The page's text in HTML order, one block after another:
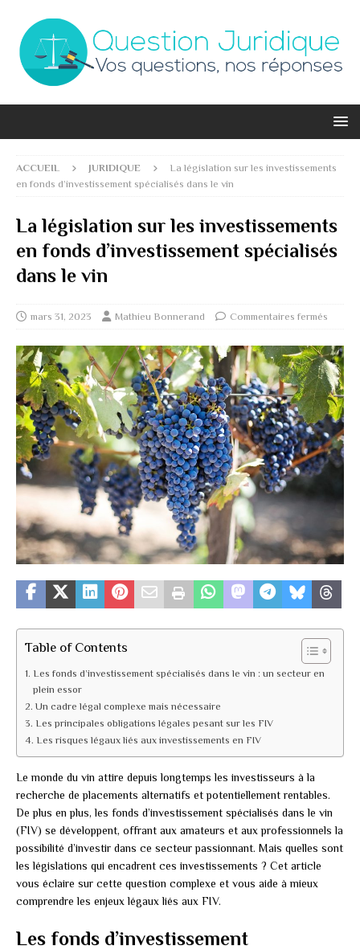
ACCUEIL JURIDIQUE
La législation sur les investissements
en fonds d’investissement spécialisés dans le vin
La législation sur les investissements
en fonds d’investissement spécialisés
dans le vin
mars 31, 2023 Mathieu Bonnerand Commentaires fermés
Table of Contents
Les fonds d’investissement spécialisés dans le vin : un secteur en
plein essor
Un cadre légal complexe mais nécessaire
Les principales obligations légales pesant sur les FIV
Les risques légaux liés aux investissements en FIV
Le monde du vin attire depuis longtemps les investisseurs à la
recherche de placements alternatifs et potentiellement rentables.
De plus en plus, les fonds d’investissement spécialisés dans le vin
(FIV) se développent, offrant aux amateurs et aux professionnels la
possibilité d’investir dans ce secteur passionnant. Mais quelles sont
les législations qui encadrent ces investissements ? Cet article
vous éclaire sur cette question complexe et vous aide à mieux
comprendre les enjeux légaux liés aux FIV.
Les fonds d’investissement